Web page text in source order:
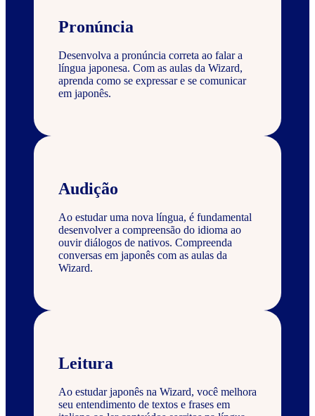
Pronúncia
Desenvolva a pronúncia correta ao falar a
língua japonesa. Com as aulas da Wizard,
aprenda como se expressar e se comunicar
em japonês.
Audição
Ao estudar uma nova língua, é fundamental
desenvolver a compreensão do idioma ao
ouvir diálogos de nativos. Compreenda
conversas em japonês com as aulas da
Wizard.
Leitura
Ao estudar japonês na Wizard, você melhora
seu entendimento de textos e frases em